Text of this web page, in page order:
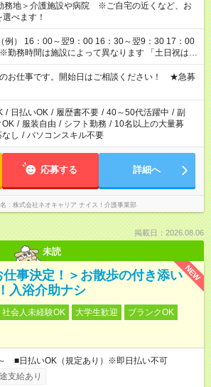
務地＞介護施設や病院 ※ご自宅の近くなど、お
べます！
例） 16：00～翌9：00 16：30～翌9：30 17：00
時間は施設によって異なります 「土日祝は休
っかり稼ぎたい」 「もう少し遅い時間から始めた
にあったお仕事をご案内いたします。 ※未経験
1～2ヶ月間は日中での仕事を経験いただき、 お
勤になります。 ★家庭の都合でお休みが
遠慮なくご相談ください。
お仕事です。開始日はご相談ください！ ★急募
/ 日払いOK / 履歴書不要 / 40～50代活躍中 / 副
OK / 服装自由 / シフト勤務 / 10名以上の大量募
し / パソコンスキル不要
応募する 詳細へ
株式会社ネオキャリア ナイス！介護事業部
掲載日：2026.08.06
未読
NEW
仕事決定！＞お散歩の付き添い
入浴介助ナシ
社会人未経験OK 大学生歓迎
ブランクOK
■日払いOK（規定あり）※即日払い不可
支給あり